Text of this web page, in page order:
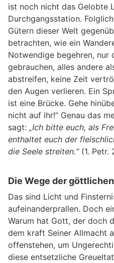
ist noch nicht das Gelobte
Durchgangsstation.
Gütern dieser Welt
betrachten, wie ein
Notwendige begehren, nur
gebrauchen, alles andere
abstreifen, keine Zeit
den Augen verlieren. Ein
ist eine Brücke. Gehe
nicht auf ihr!“ Genau das
sagt: „Ich bitte euch, als
enthaltet euch der
die Seele streiten.“(1. Petr.
Die Wege der
Das sind Licht und
aufeinanderprallen. Doch
Warum hat Gott, der doch
dem kraft Seiner Allmacht
offenstehen, um
diese entsetzliche